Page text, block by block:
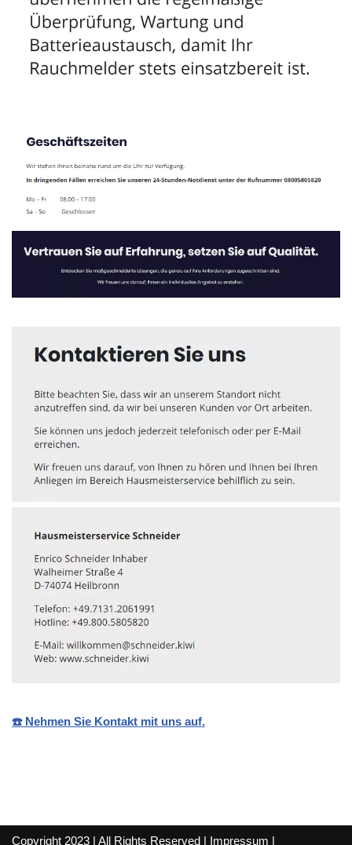
☎️ Nehmen Sie Kontakt mit uns auf.
Copyright 2023 | All Rights Reserved | Impressum |